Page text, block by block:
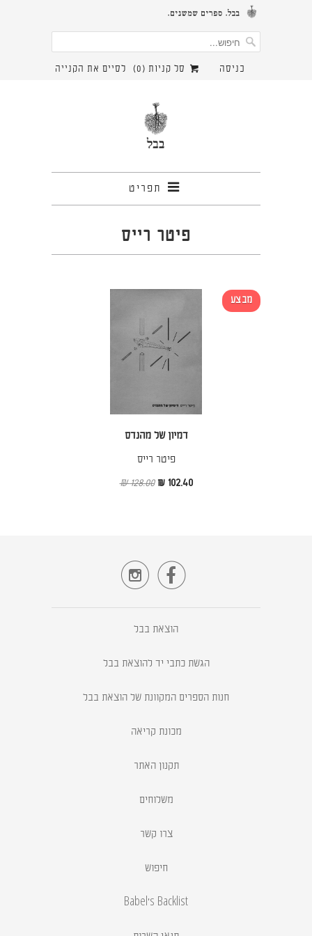
כניסה לסיים את הקנייה סל קניות ( 0
)
תפריט
פיטר רייס
דמיון של מהנדס
פיטר רייס
102.40 ₪
128.00 ₪
מבצע


הוצאת בבל
הגשת כתבי יד להוצאת בבל
חנות הספרים המקוונת של הוצאת בבל
מכונת קריאה
תקנון האתר
משלוחים
צרו קשר
חיפוש
Babel's Backlist